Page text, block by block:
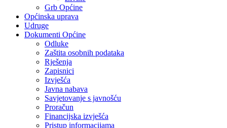
Grb Općine
Općinska uprava
Udruge
Dokumenti Općine
Odluke
Zaštita osobnih podataka
Rješenja
Zapisnici
Izvješća
Javna nabava
Savjetovanje s javnošću
Proračun
Financijska izvješća
Pristup informacijama